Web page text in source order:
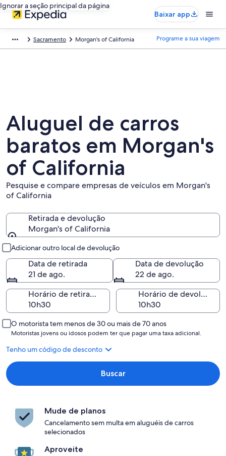
Ignorar a seção principal da página
Baixar app
Sacramento Morgan's of California Programe a sua viagem
Aluguel de carros
baratos em Morgan's
of California
Pesquise e compare empresas de veículos em Morgan's
of California
Retirada e devolução
Morgan's of California
Adicionar outro local de devolução
Data de retirada
21 de ago.
Data de devolução
22 de ago.
Horário de retirada
Horário de devolução
O motorista tem menos de 30 ou mais de 70 anos
Motoristas jovens ou idosos podem ter que pagar uma taxa adicional.
Tenho um código de desconto
Buscar
Mude de planos
Cancelamento sem multa em aluguéis de carros
selecionados
Aproveite